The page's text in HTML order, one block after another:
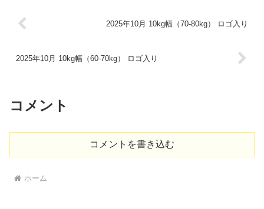
2025年10月 10kg幅（70-80kg） ロゴ入り
2025年10月 10kg幅（60-70kg） ロゴ入り
コメント
コメントを書き込む
ホーム